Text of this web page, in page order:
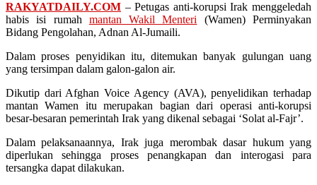
RAKYATDAILY.COM – Petugas anti-korupsi Irak menggeledah
habis isi rumah mantan Wakil Menteri (Wamen) Perminyakan
Bidang Pengolahan, Adnan Al-Jumaili.
Dalam proses penyidikan itu, ditemukan banyak gulungan uang
yang tersimpan dalam galon-galon air.
Dikutip dari Afghan Voice Agency (AVA), penyelidikan terhadap
mantan Wamen itu merupakan bagian dari operasi anti-korupsi
besar-besaran pemerintah Irak yang dikenal sebagai ‘Solat al-Fajr’.
Dalam pelaksanaannya, Irak juga merombak dasar hukum yang
diperlukan sehingga proses penangkapan dan interogasi para
tersangka dapat dilakukan.